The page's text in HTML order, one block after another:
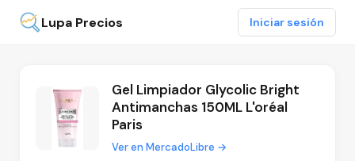
Lupa Precios Iniciar sesión
Gel Limpiador Glycolic Bright
Antimanchas 150ML L'oréal
Paris
Ver en MercadoLibre →